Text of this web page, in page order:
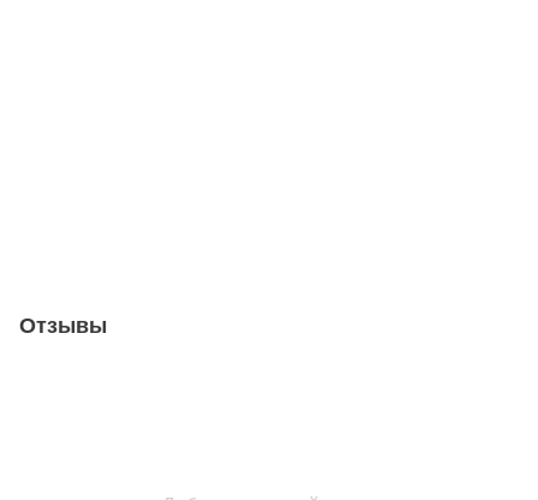
Отзывы